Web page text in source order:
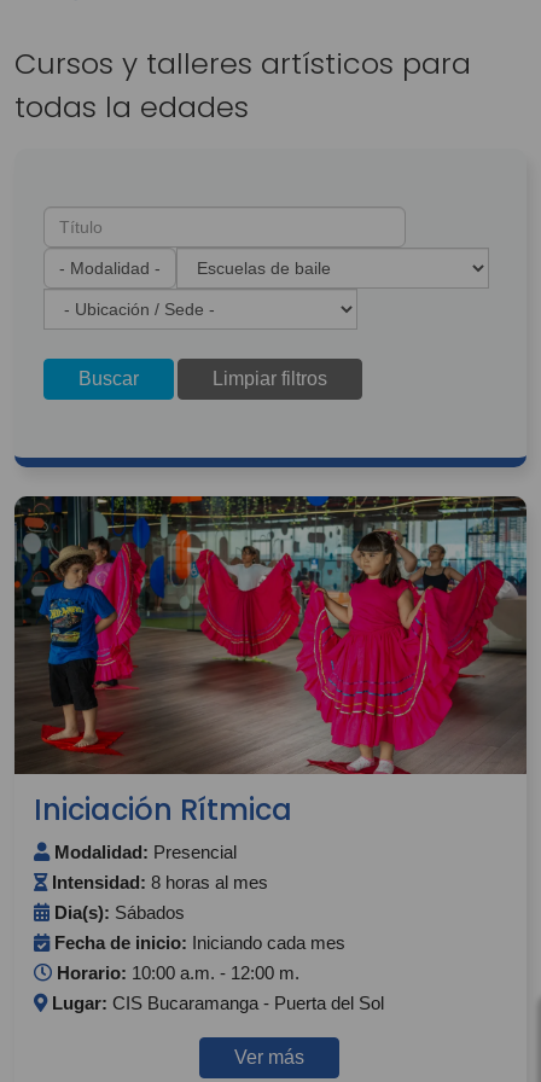
Cursos y talleres artísticos para
todas la edades
Buscar Limpiar filtros
Iniciación Rítmica
Modalidad: Presencial
Intensidad: 8 horas al mes
Dia(s): Sábados
Fecha de inicio: Iniciando cada mes
Horario: 10:00 a.m. - 12:00 m.
Lugar: CIS Bucaramanga - Puerta del Sol
Ver más